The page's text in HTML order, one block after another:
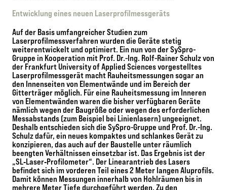
Entwicklung eines neuen Laserprofilmessgeräts
Auf der Basis umfangreicher Studien zum
Laserprofilmessverfahren wurden die Geräte stetig
weiterentwickelt und optimiert. Ein nun von der SySpro-
Gruppe in Kooperation mit Prof. Dr.-Ing. Rolf-Rainer Schulz von
der Frankfurt University of Applied Sciences vorgestelltes
Laserprofilmessgerät macht Rauheitsmessungen sogar an
den Innenseiten von Elementwände und im Bereich der
Gitterträger möglich. Für eine Rauheitsmessung im Inneren
von Elementwänden waren die bisher verfügbaren Geräte
nämlich wegen der Baugröße oder wegen des erforderlichen
Messabstands (zum Beispiel bei Linienlasern) ungeeignet.
Deshalb entschieden sich die SySpro-Gruppe und Prof. Dr.-Ing.
Schulz dafür, ein neues kompaktes und schlankes Gerät zu
konzipieren, das auch auf der Baustelle unter räumlich
beengten Verhältnissen einsetzbar ist. Das Ergebnis ist der
„SL‐Laser‐Profilometer“. Der Linearantrieb des Lasers
befindet sich im vorderen Teil eines 2 Meter langen Aluprofils.
Damit können Messungen innerhalb von Hohlräumen bis in
mehrere Meter Tiefe durchgeführt werden. Zu den